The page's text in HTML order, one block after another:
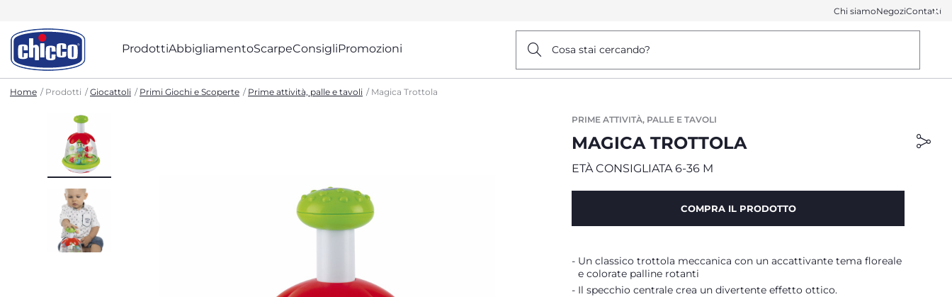
Chi siamoNegoziContatti
ProdottiAbbigliamentoScarpeConsigliPromozioni Cosa stai cercando?
Home Prodotti Giocattoli Primi Giochi e Scoperte Prime attività, palle e tavoli Magica Trottola
PRIME ATTIVITÀ, PALLE E TAVOLI
MAGICA TROTTOLA
ETÀ CONSIGLIATA 6-36 M
COMPRA IL PRODOTTO
Un classico trottola meccanica con un accattivante tema floreale
e colorate palline rotanti
Il specchio centrale crea un divertente effetto ottico.